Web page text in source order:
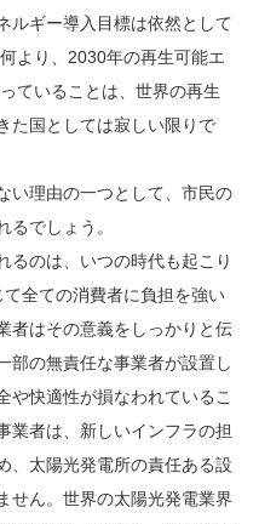
ルギー導入目標は依然として
より、2030年の再生可能エ
ていることは、世界の再生
た国としては寂しい限りで
い理由の一つとして、市民の
でしょう。
るのは、いつの時代も起こり
全ての消費者に負担を強い
者はその意義をしっかりと伝
部の無責任な事業者が設置し
や快適性が損なわれているこ
業者は、新しいインフラの担
、太陽光発電所の責任ある設
せん。世界の太陽光発電業界